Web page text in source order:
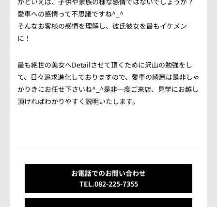
愛車への感情って不思議ですね^_^
そんなお客様の感情を理解し、彼氏彼女を最もイケメン
に！
最も絶世の美女へDetailさせて頂くために沢山の勉強をし
て、日々追求進化しておりますので、愛車の綺麗は是非しゃ
かりきにお任せ下さいね^_^是非一度ご来店、見学にお越し
頂ければわかりやすく説明いたします。
お電話でのお問い合わせ
TEL.082-225-7355